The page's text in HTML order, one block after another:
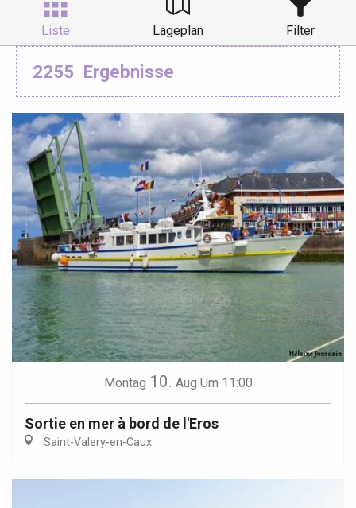
Liste Lageplan Filter
2255 Ergebnisse
Montag 10. Aug Um 11:00
Sortie en mer à bord de l'Eros
Saint-Valery-en-Caux